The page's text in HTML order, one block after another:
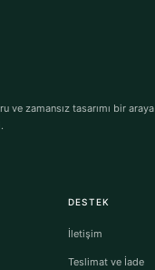
ve zamansız tasarımı bir araya
DESTEK
İletişim
Teslimat ve İade